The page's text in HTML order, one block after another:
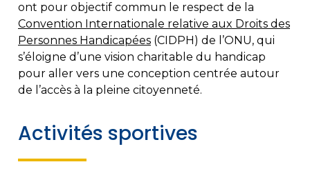
ont pour objectif commun le respect de la
Convention Internationale relative aux Droits des
Personnes Handicapées (CIDPH) de l’ONU, qui
s’éloigne d’une vision charitable du handicap
pour aller vers une conception centrée autour
de l’accès à la pleine citoyenneté.
Activités sportives